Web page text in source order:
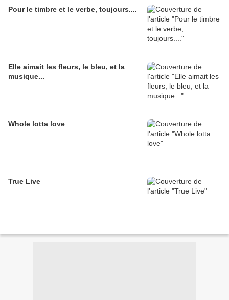
Pour le timbre et le verbe, toujours....
Elle aimait les fleurs, le bleu, et la
musique...
Whole lotta love
True Live